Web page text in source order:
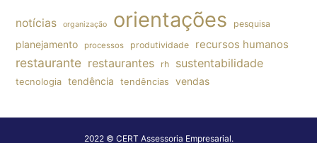
notícias organização orientações pesquisa
planejamento processos produtividade recursos humanos
restaurante restaurantes rh sustentabilidade
tecnologia tendência tendências vendas
2022 © CERT Assessoria Empresarial.